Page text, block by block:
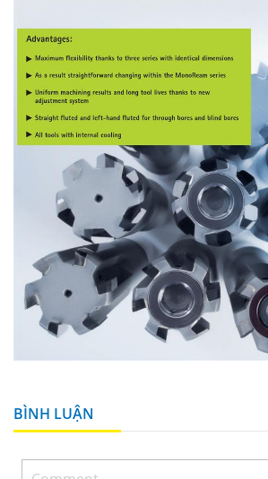
BÌNH LUẬN